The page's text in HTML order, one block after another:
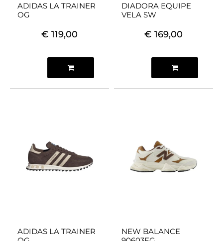
ADIDAS LA TRAINER
OG
€ 119,00
DIADORA EQUIPE
VELA SW
€ 169,00
ADIDAS LA TRAINER
NEW BALANCE